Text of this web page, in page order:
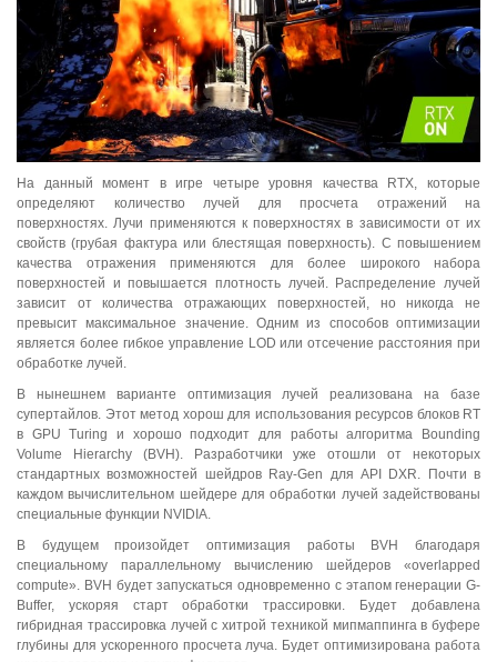
На данный момент в игре четыре уровня качества RTX, которые
определяют количество лучей для просчета отражений на
поверхностях. Лучи применяются к поверхностях в зависимости от их
свойств (грубая фактура или блестящая поверхность). С повышением
качества отражения применяются для более широкого набора
поверхностей и повышается плотность лучей. Распределение лучей
зависит от количества отражающих поверхностей, но никогда не
превысит максимальное значение. Одним из способов оптимизации
является более гибкое управление LOD или отсечение расстояния при
обработке лучей.
В нынешнем варианте оптимизация лучей реализована на базе
супертайлов. Этот метод хорош для использования ресурсов блоков RT
в GPU Turing и хорошо подходит для работы алгоритма Bounding
Volume Hierarchy (BVH). Разработчики уже отошли от некоторых
стандартных возможностей шейдров Ray-Gen для API DXR. Почти в
каждом вычислительном шейдере для обработки лучей задействованы
специальные функции NVIDIA.
В будущем произойдет оптимизация работы BVH благодаря
специальному параллельному вычислению шейдеров «overlapped
compute». BVH будет запускаться одновременно с этапом генерации G-
Buffer, ускоряя старт обработки трассировки. Будет добавлена
гибридная трассировка лучей с хитрой техникой мипмаппинга в буфере
глубины для ускоренного просчета луча. Будет оптимизирована работа